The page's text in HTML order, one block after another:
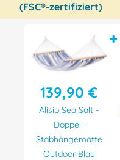
(FSC®-zertifiziert)
139,90 €
Alisio Sea Salt -
Doppel-
Stabhängematte
Outdoor Blau
+